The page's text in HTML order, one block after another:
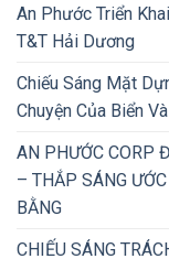
An Phước Triển
T&T Hải Dương
Chiếu Sáng Mặt
Chuyện Của Biển
AN PHƯỚC CORP
– THẮP SÁNG
BẰNG
CHIẾU SÁNG